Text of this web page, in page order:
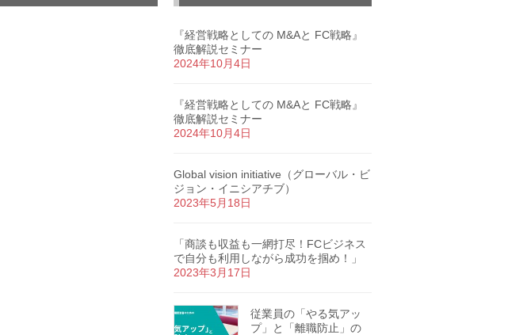
『経営戦略としての M&Aと FC戦略』
徹底解説セミナー
2024年10月4日
『経営戦略としての M&Aと FC戦略』
徹底解説セミナー
2024年10月4日
Global vision initiative（グローバル・ビ
ジョン・イニシアチブ）
2023年5月18日
「商談も収益も一網打尽！FCビジネス
で自分も利用しながら成功を掴め！」
2023年3月17日
従業員の「やる気アッ
プ」と「離職防止」の